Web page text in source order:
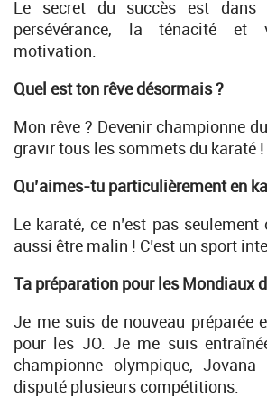
Le secret du succès est
persévérance, la ténacité et
motivation.
Quel est ton rêve désormais ?
Mon rêve ? Devenir championne
gravir tous les sommets du karaté !
Qu’aimes-tu particulièrement en
Le karaté, ce n’est pas
aussi être malin ! C’est un sport
Ta préparation pour les Mondiaux
Je me suis de nouveau préparée
pour les JO. Je me suis
championne olympique, Jovana
disputé plusieurs compétitions.